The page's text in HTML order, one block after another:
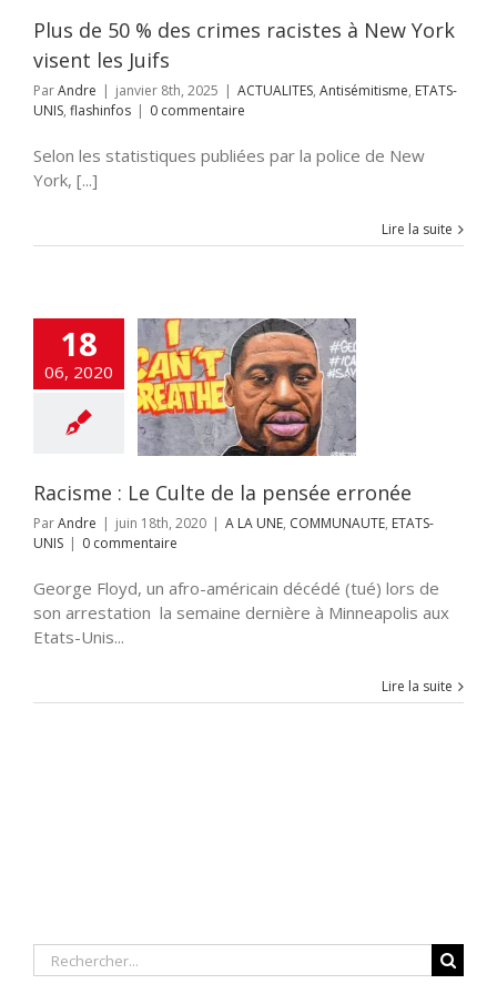
Plus de 50 % des crimes racistes à New York
visent les Juifs
ParAndre | janvier 8th, 2025 | ACTUALITES, Antisémitisme, ETATS-
UNIS, flashinfos | 0 commentaire
Selon les statistiques publiées par la police de New
York, [...]
Lire la suite
18
06, 2020
: Le Culte de la
COMMUNAUTE
Racisme : Le Culte de la pensée erronée
ParAndre | juin 18th, 2020 | A LA UNE, COMMUNAUTE, ETATS-
UNIS | 0 commentaire
George Floyd, un afro-américain décédé (tué) lors de
son arrestation la semaine dernière à Minneapolis aux
Etats-Unis...
Lire la suite
Rechercher: